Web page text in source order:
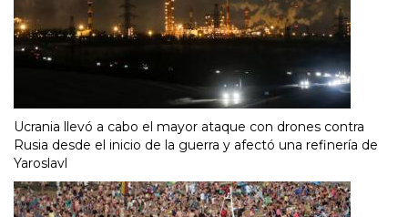
Ucrania llevó a cabo el mayor ataque con drones contra
Rusia desde el inicio de la guerra y afectó una refinería de
Yaroslavl